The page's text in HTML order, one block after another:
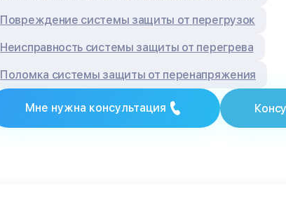
Повреждение системы защиты от перегрузок
Неисправность системы защиты от перегрева
Поломка системы защиты от перенапряжения
Мне нужна консультация